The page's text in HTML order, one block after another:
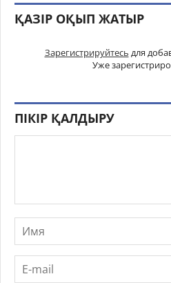
ҚАЗІР ОҚЫП ЖАТЫР
Зарегистрируйтесь для
Уже
ПІКІР ҚАЛДЫРУ